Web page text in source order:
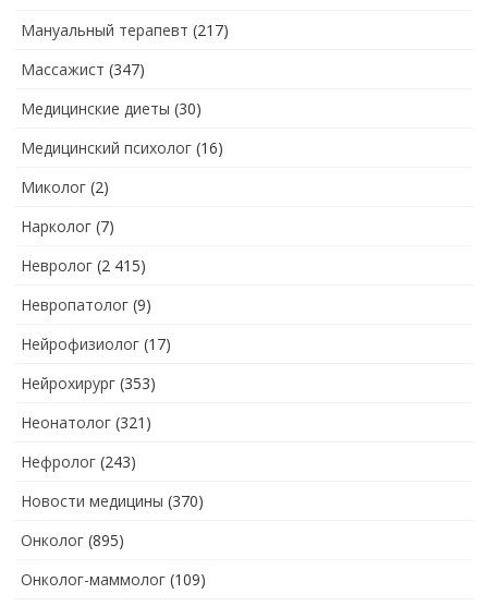
Мануальный терапевт (217)
Массажист (347)
Медицинские диеты (30)
Медицинский психолог (16)
Миколог (2)
Нарколог (7)
Невролог (2 415)
Невропатолог (9)
Нейрофизиолог (17)
Нейрохирург (353)
Неонатолог (321)
Нефролог (243)
Новости медицины (370)
Онколог (895)
Онколог-маммолог (109)